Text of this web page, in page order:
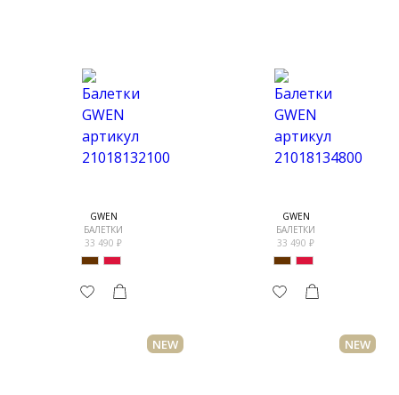
GWEN
БАЛЕТКИ
33 490
GWEN
БАЛЕТКИ
33 490
NEW NEW